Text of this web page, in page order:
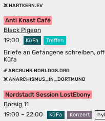
HARTKERN.EV
Anti Knast Café
Black Pigeon
19:00
KüFa Treffen
Briefe an Gefangene schreiben,
Küfa
ABCRUHR.NOBLOGS.ORG
ANARCHISMUS_IN_DORTMUND
Nordstadt Session LostEbony
Borsig 11
19:00 – 22:00
KüFa Konzert